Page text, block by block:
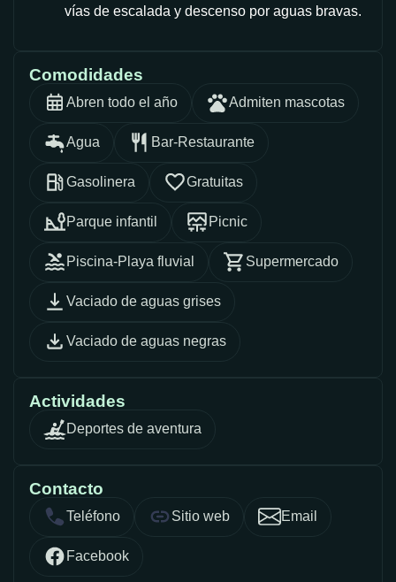
vías de escalada y descenso por aguas bravas.
Comodidades
Abren todo el año Admiten mascotas
Agua Bar-Restaurante
Gasolinera Gratuitas
Parque infantil Picnic
Piscina-Playa fluvial Supermercado
Vaciado de aguas grises
Vaciado de aguas negras
Actividades
Deportes de aventura
Contacto
Teléfono Sitio web Email
Facebook